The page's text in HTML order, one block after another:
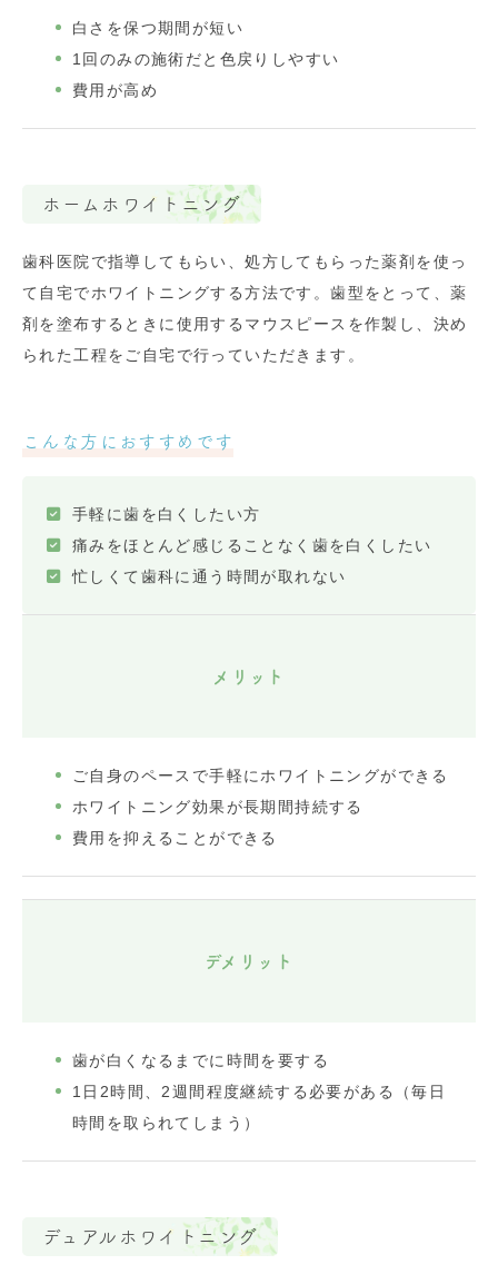
白さを保つ期間が短い
1回のみの施術だと色戻りしやすい
費用が高め
ホームホワイトニング
歯科医院で指導してもらい、処方してもらった薬剤を使っ
て自宅でホワイトニングする方法です。歯型をとって、薬
剤を塗布するときに使用するマウスピースを作製し、決め
られた工程をご自宅で行っていただきます。
こんな方におすすめです
手軽に歯を白くしたい方
痛みをほとんど感じることなく歯を白くしたい
忙しくて歯科に通う時間が取れない
メリット
ご自身のペースで手軽にホワイトニングができる
ホワイトニング効果が長期間持続する
費用を抑えることができる
デメリット
歯が白くなるまでに時間を要する
1日2時間、2週間程度継続する必要がある（毎日
時間を取られてしまう）
デュアルホワイトニング